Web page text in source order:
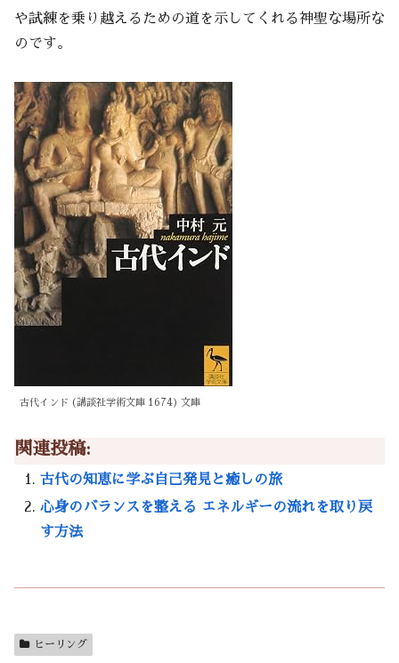
や試練を乗り越えるための道を示してくれる神聖な場所な
のです。
古代インド (講談社学術文庫 1674) 文庫
関連投稿:
古代の知恵に学ぶ自己発見と癒しの旅
心身のバランスを整える エネルギーの流れを取り戻
す方法
ヒーリング